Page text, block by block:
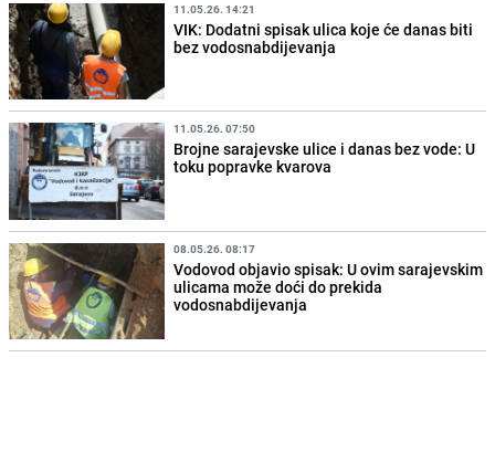
11.05.26. 14:21
VIK: Dodatni spisak ulica koje će danas biti
bez vodosnabdijevanja
11.05.26. 07:50
Brojne sarajevske ulice i danas bez vode: U
toku popravke kvarova
08.05.26. 08:17
Vodovod objavio spisak: U ovim sarajevskim
ulicama može doći do prekida
vodosnabdijevanja